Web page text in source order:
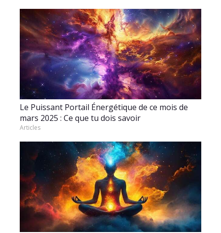
Le Puissant Portail Énergétique de ce mois de
mars 2025 : Ce que tu dois savoir
Articles